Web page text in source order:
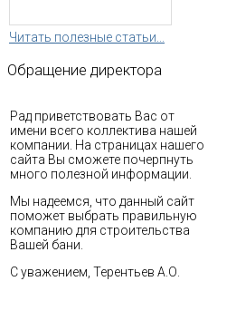
Читать полезные статьи...
Обращение директора
Рад приветствовать Вас от
имени всего коллектива нашей
компании. На страницах нашего
сайта Вы сможете почерпнуть
много полезной информации.
Мы надеемся, что данный сайт
поможет выбрать правильную
компанию для строительства
Вашей бани.
С уважением, Терентьев А.О.